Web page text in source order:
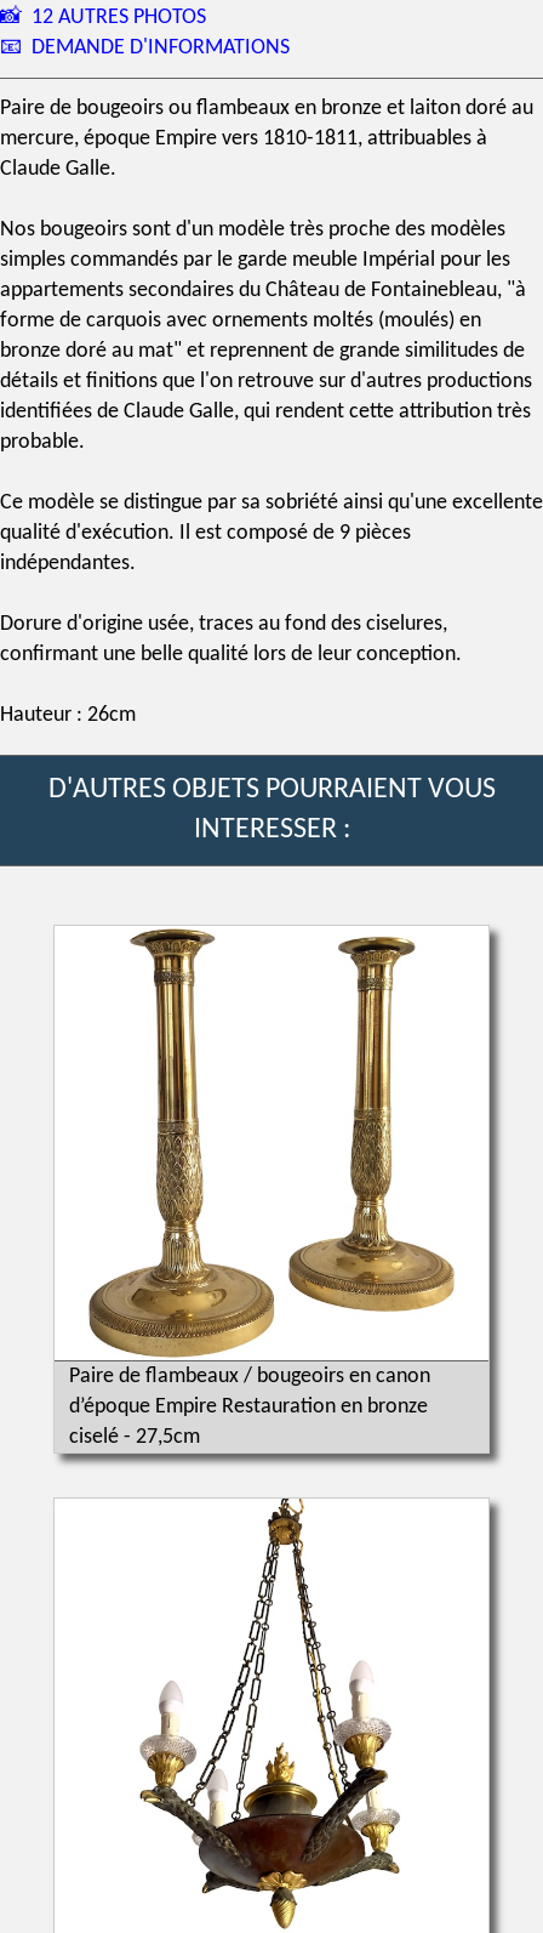
📸 12 AUTRES PHOTOS
📧 DEMANDE D'INFORMATIONS
Paire de bougeoirs ou flambeaux en bronze et laiton doré au
mercure, époque Empire vers 1810-1811, attribuables à
Claude Galle.
Nos bougeoirs sont d'un modèle très proche des modèles
simples commandés par le garde meuble Impérial pour les
appartements secondaires du Château de Fontainebleau, "à
forme de carquois avec ornements moltés (moulés) en
bronze doré au mat" et reprennent de grande similitudes de
détails et finitions que l'on retrouve sur d'autres productions
identifiées de Claude Galle, qui rendent cette attribution très
probable.
Ce modèle se distingue par sa sobriété ainsi qu'une excellente
qualité d'exécution. Il est composé de 9 pièces
indépendantes.
Dorure d'origine usée, traces au fond des ciselures,
confirmant une belle qualité lors de leur conception.
Hauteur : 26cm
D'AUTRES OBJETS POURRAIENT VOUS
INTERESSER :
Paire de flambeaux / bougeoirs en canon
d’époque Empire Restauration en bronze
ciselé - 27,5cm